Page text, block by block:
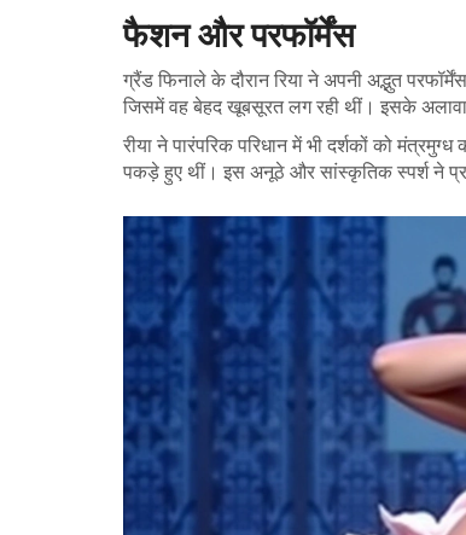
फैशन और परफॉर्मेंस
ग्रैंड फिनाले के दौरान रिया ने अपनी अद्भुत
जिसमें वह बेहद खूबसूरत लग रही थीं। इसके
रीया ने पारंपरिक परिधान में भी दर्शकों को
पकड़े हुए थीं। इस अनूठे और सांस्कृतिक स्पर्श ने